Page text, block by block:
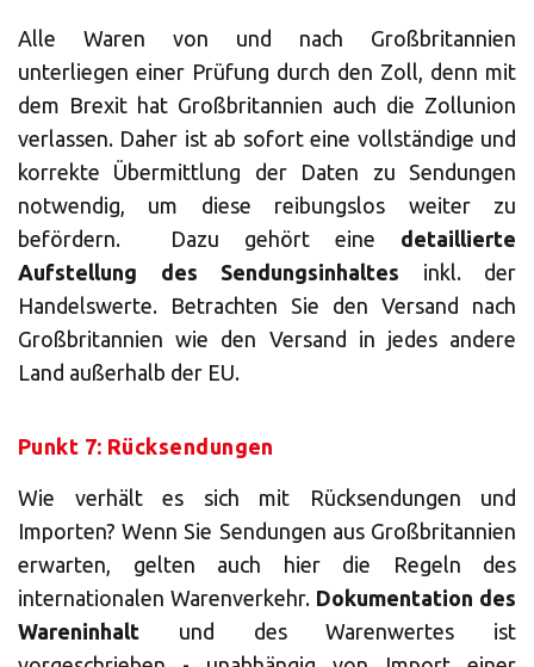
Alle Waren von und nach Großbritannien
unterliegen einer Prüfung durch den Zoll, denn mit
dem Brexit hat Großbritannien auch die Zollunion
verlassen. Daher ist ab sofort eine vollständige und
korrekte Übermittlung der Daten zu Sendungen
notwendig, um diese reibungslos weiter zu
befördern. Dazu gehört eine detaillierte
Aufstellung des Sendungsinhaltes inkl. der
Handelswerte. Betrachten Sie den Versand nach
Großbritannien wie den Versand in jedes andere
Land außerhalb der EU.
Punkt 7: Rücksendungen
Wie verhält es sich mit Rücksendungen und
Importen? Wenn Sie Sendungen aus Großbritannien
erwarten, gelten auch hier die Regeln des
internationalen Warenverkehr. Dokumentation des
Wareninhalt und des Warenwertes ist
×
Land auswählen
Americas
Asia/Pacific
×
Wählen Sie Ihr
MBE Center